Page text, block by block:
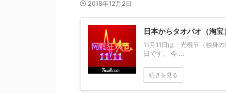
2018年12月2日
日本からタオバオ（淘
11月11日は「光棍节（独身
日です。 今 ...
続きを見る